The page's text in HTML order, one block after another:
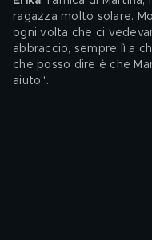
ragazza molto solare.
ogni volta che ci
abbraccio, sempre lì a
che posso dire è che
aiuto".